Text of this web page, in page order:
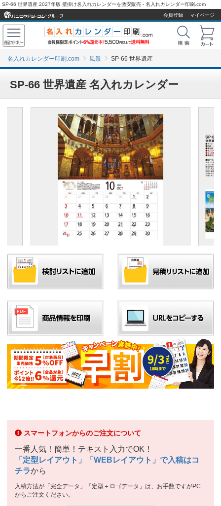
SP-66 世界遺産 2027年版 壁掛け名入れカレンダーを激安販売 - 名入れカレンダー印刷.com
会員登録
マイページ
名入れカレンダー印刷.com 風景 SP-66 世界遺産
SP-66 世界遺産 名入れカレンダー
スマートフォンからのご注文について
一番人気！簡単！テキスト入力でOK！
「定型レイアウト」「WEBレイアウト」で入稿はコ
チラから
入稿方法が「完全データ」「定型＋ロゴデータ」は、お手数ですがPC
からご注文ください。